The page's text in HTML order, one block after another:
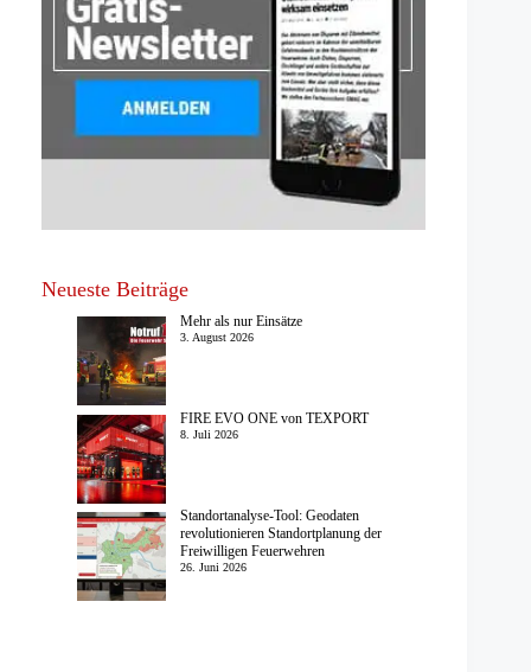
Neueste Beiträge
Mehr als nur Einsätze
3. August 2026
FIRE EVO ONE von TEXPORT
8. Juli 2026
Standortanalyse-Tool: Geodaten
revolutionieren Standortplanung der
Freiwilligen Feuerwehren
26. Juni 2026